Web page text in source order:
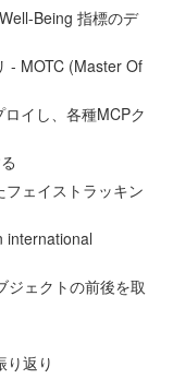
Being 指標のデ
- MOTC (Master Of
イし、各種MCPク
ェイストラッキン
international
ジェクトの前後を取
り返り